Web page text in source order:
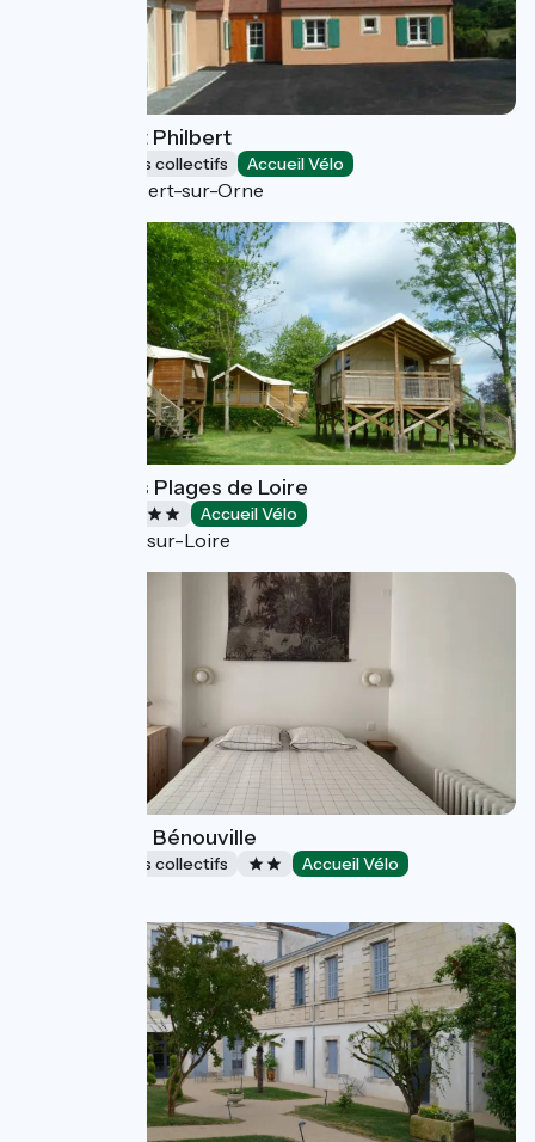
Gite de Saint Philbert
Hébergements collectifs Accueil Vélo
Saint-Philbert-sur-Orne
Camping Les Plages de Loire
Accueil Vélo
Rochefort-sur-Loire
L'Echappée - Bénouville
Hébergements collectifs Accueil Vélo